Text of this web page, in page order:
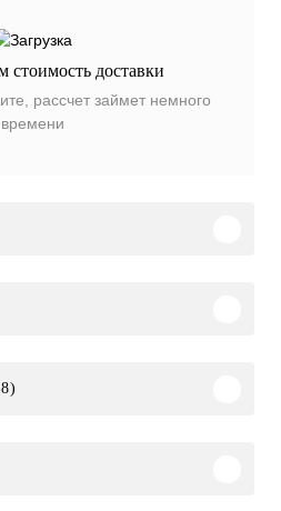
стоимость доставки
рассчет займет немного
времени